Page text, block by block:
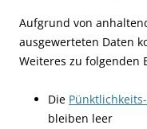
Aufgrund von
ausgewerteten Daten
Weiteres zu folgenden
Die
bleiben leer